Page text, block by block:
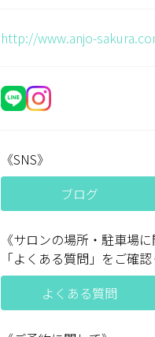
http://www.anjo-
《SNS》
ブログ
《サロンの場所・駐車場に
「よくある質問」をご確認
よくある質問